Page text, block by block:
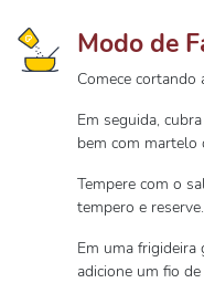
Modo de
Comece cortando
Em seguida,
bem com martelo
Tempere com o
tempero e reserve.
Em uma frigideira
adicione um fio de